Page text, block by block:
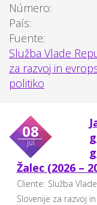
Número:
País:
Fuente:
Služba Vlade
za razvoj in
politiko
08
jul
Žalec (2026 –
Cliente: Služba
Slovenije za razvoj